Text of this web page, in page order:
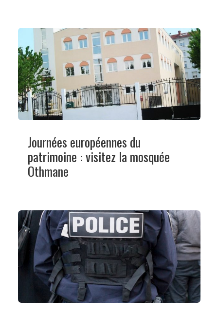
Journées européennes du
patrimoine : visitez la mosquée
Othmane